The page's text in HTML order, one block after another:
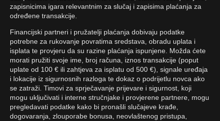
zapisnicima igara relevantnim za slučaj i zapisima plaćanja za
određene transakcije.
Financijski partneri i pružatelji plaćanja dobivaju podatke
potrebne za rukovanje povratima sredstava, obradu uplata i
isplata te provjeru da su razine plaćanja ispunjene. Možda ćete
morati pružiti svoje ime, broj računa, iznos transakcije (poput
uplate od 100 € ili zahtjeva za isplatu od 500 €), signale uređaja
i lokacije iz sigurnosnih razloga te dokaz o podrijetlu novca ako
se zatraži. Timovi za sprječavanje prijevare i sigurnost, koji
mogu uključivati i interne stručnjake i provjerene partnere, mogu
pregledavati podatke kako bi pronašli slučajeve krađe,
dogovaranja, zlouporabe bonusa, neovlaštenog pristupa,